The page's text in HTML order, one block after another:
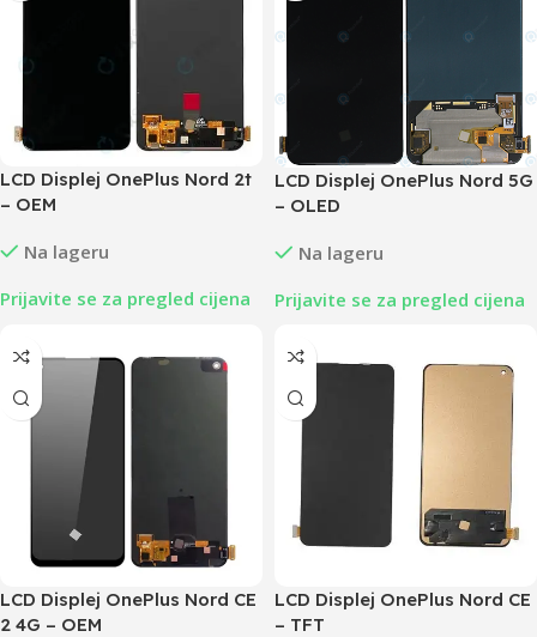
LCD Displej OnePlus Nord 2t
– OEM
Na lageru
Prijavite se za pregled cijena
LCD Displej OnePlus Nord 5G
– OLED
Na lageru
Prijavite se za pregled cijena
LCD Displej OnePlus Nord CE
2 4G – OEM
LCD Displej OnePlus Nord CE
– TFT